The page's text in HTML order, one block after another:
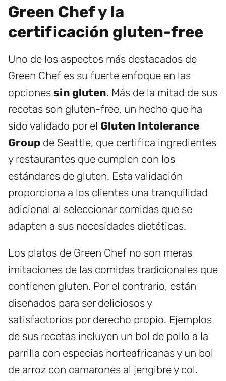
Green Chef y la
certificación gluten-free
Uno de los aspectos más destacados de
Green Chef es su fuerte enfoque en las
opciones sin gluten. Más de la mitad de sus
recetas son gluten-free, un hecho que ha
sido validado por el Gluten Intolerance
Group de Seattle, que certifica ingredientes
y restaurantes que cumplen con los
estándares de gluten. Esta validación
proporciona a los clientes una tranquilidad
adicional al seleccionar comidas que se
adapten a sus necesidades dietéticas.
Los platos de Green Chef no son meras
imitaciones de las comidas tradicionales que
contienen gluten. Por el contrario, están
diseñados para ser deliciosos y
satisfactorios por derecho propio. Ejemplos
de sus recetas incluyen un bol de pollo a la
parrilla con especias norteafricanas y un bol
de arroz con camarones al jengibre y col.